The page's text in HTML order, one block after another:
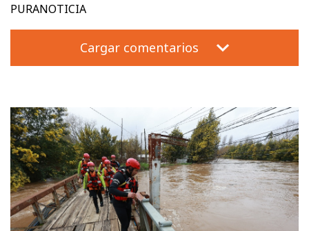
PURANOTICIA
Cargar comentarios